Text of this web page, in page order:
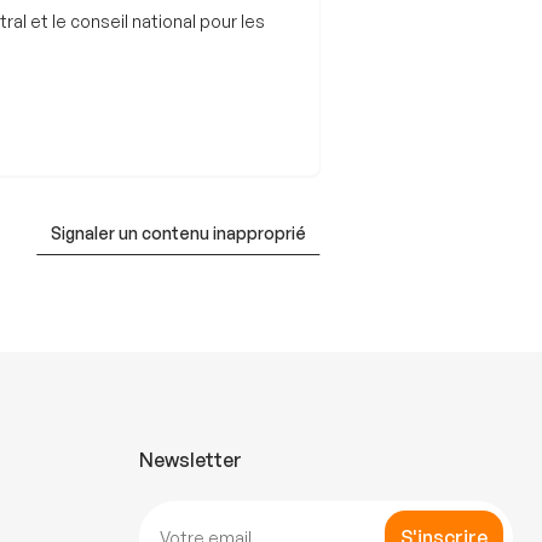
et le conseil national pour les
Signaler un contenu inapproprié
Newsletter
S'inscrire